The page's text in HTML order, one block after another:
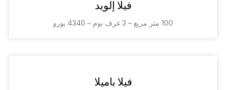
فيلا إلويد
100 متر مربع – 3 غرف نوم – 4340 يورو
فيلا باميلا